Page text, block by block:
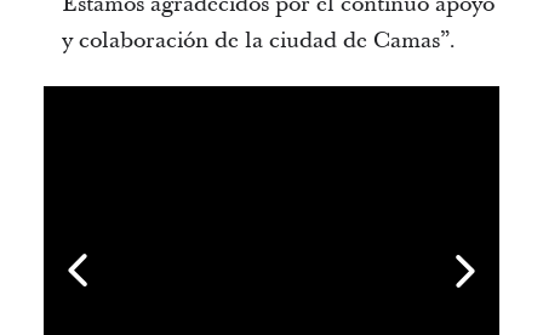
y colaboración de la ciudad de Camas”.